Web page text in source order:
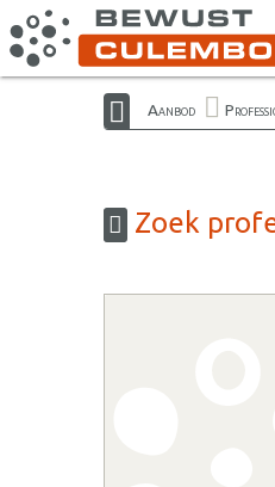
Aanbod
Zoek